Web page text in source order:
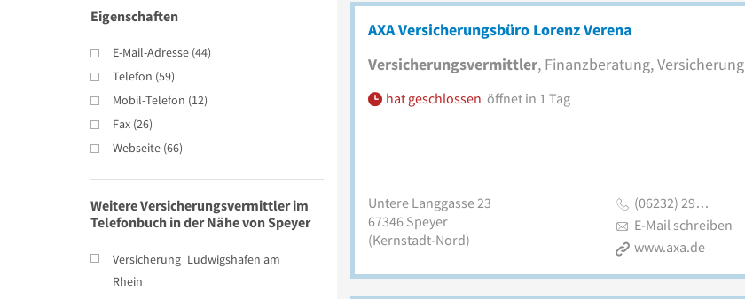
Eigenschaften
E-Mail-Adresse (44)
Telefon (59)
Mobil-Telefon (12)
Fax (26)
Webseite (66)
Weitere Versicherungsvermittler im
Telefonbuch in der Nähe von Speyer
Versicherung Ludwigshafen am
Rhein
AXA Versicherungsbüro Lorenz Verena
Versicherungsvermittler, Finanzberatung, Versicherung
hat geschlossen öffnet in 1 Tag
Untere Langgasse 23
67346 Speyer
(Kernstadt-Nord)
(06232) 29…
E-Mail schreiben
www.axa.de